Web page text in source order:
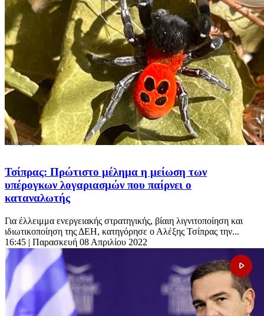
Τσίπρας: Πρώτιστο μέλημα η μείωση των
υπέρογκων λογαριασμών που παίρνει ο
καταναλωτής
Για έλλειμμα ενεργειακής στρατηγικής, βίαιη λιγνιτοποίηση και
ιδιωτικοποίηση της ΔΕΗ, κατηγόρησε ο Αλέξης Τσίπρας την...
16:45 | Παρασκευή 08 Απριλίου 2022